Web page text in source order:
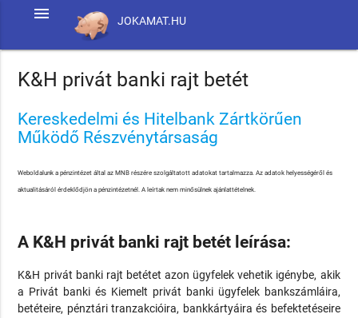
JOKAMAT.HU
menu
K&H privát banki rajt betét
Kereskedelmi és Hitelbank Zártkörűen
Működő Részvénytársaság
Weboldalunk a pénzintézet által az MNB részére szolgáltatott adatokat tartalmazza. Az adatok helyességéről és
aktualitásáról érdeklődjön a pénzintézetnél. A leírtak nem minősülnek ajánlattételnek.
A K&H privát banki rajt betét leírása:
K&H privát banki rajt betétet azon ügyfelek vehetik igénybe, akik
a Privát banki és Kiemelt privát banki ügyfelek bankszámláira,
betéteire, pénztári tranzakcióira, bankkártyáira és befektetéseire